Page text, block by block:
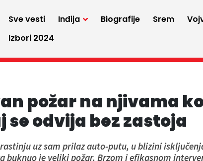
Sve vesti Inđija Biografije Srem
Izbori 2024
požar na njivama
se odvija bez zastoja
uz sam prilaz auto-putu, u blizini
buknuo je veliki požar. Brzom i efikasnom